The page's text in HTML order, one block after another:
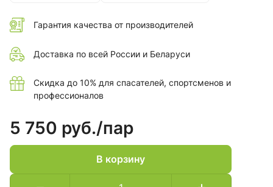
велкро или ремнем
Гарантия качества от производителей
Доставка по всей России и Беларуси
Скидка до 10% для спасателей, спортсменов и
профессионалов
5 750 руб./пар
В корзину